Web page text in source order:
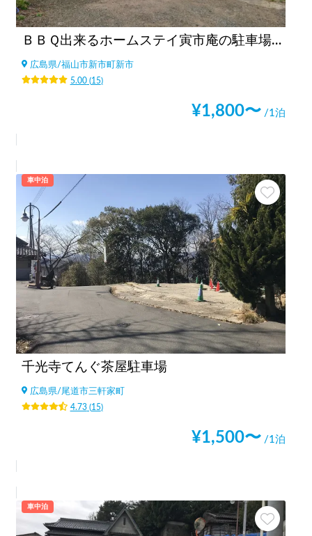
ＢＢＱ出来るホームステイ寅市庵の駐車場（太陽被服駐車場）
広島県/福山市新市町新市
5.00(15)
¥1,800〜 /1泊
車中泊
千光寺てんぐ茶屋駐車場
広島県/尾道市三軒家町
4.73(15)
¥1,500〜 /1泊
車中泊